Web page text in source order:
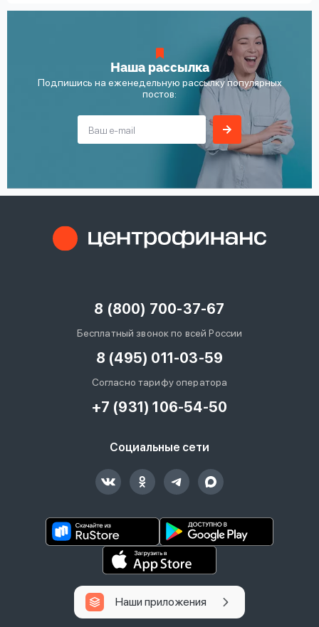
Наша рассылка
Подпишись на еженедельную рассылку популярных
постов:
8 (800) 700-37-67
Бесплатный звонок по всей России
8 (495) 011-03-59
Согласно тарифу оператора
+7 (931) 106-54-50
Социальные сети
Наши приложения